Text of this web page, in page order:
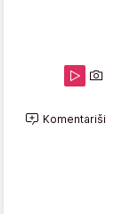
Komentariši